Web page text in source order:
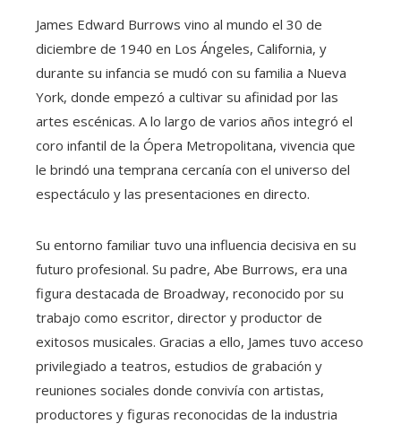
James Edward Burrows vino al mundo el 30 de
diciembre de 1940 en Los Ángeles, California, y
durante su infancia se mudó con su familia a Nueva
York, donde empezó a cultivar su afinidad por las
artes escénicas. A lo largo de varios años integró el
coro infantil de la Ópera Metropolitana, vivencia que
le brindó una temprana cercanía con el universo del
espectáculo y las presentaciones en directo.
Su entorno familiar tuvo una influencia decisiva en su
futuro profesional. Su padre, Abe Burrows, era una
figura destacada de Broadway, reconocido por su
trabajo como escritor, director y productor de
exitosos musicales. Gracias a ello, James tuvo acceso
privilegiado a teatros, estudios de grabación y
reuniones sociales donde convivía con artistas,
productores y figuras reconocidas de la industria